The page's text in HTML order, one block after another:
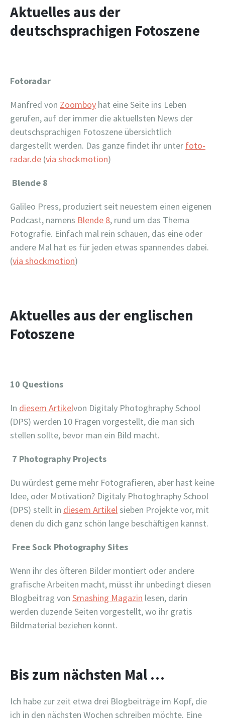
Aktuelles aus der
deutschsprachigen Fotoszene
Fotoradar
Manfred von Zoomboy hat eine Seite ins Leben
gerufen, auf der immer die aktuellsten News der
deutschsprachigen Fotoszene übersichtlich
dargestellt werden. Das ganze findet ihr unter foto-
radar.de (via shockmotion)
Blende 8
Galileo Press, produziert seit neuestem einen eigenen
Podcast, namens Blende 8, rund um das Thema
Fotografie. Einfach mal rein schauen, das eine oder
andere Mal hat es für jeden etwas spannendes dabei.
(via shockmotion)
Aktuelles aus der englischen
Fotoszene
10 Questions
In diesem Artikelvon Digitaly Photoghraphy School
(DPS) werden 10 Fragen vorgestellt, die man sich
stellen sollte, bevor man ein Bild macht.
7 Photography Projects
Du würdest gerne mehr Fotografieren, aber hast keine
Idee, oder Motivation? Digitaly Photoghraphy School
(DPS) stellt in diesem Artikelsieben Projekte vor, mit
denen du dich ganz schön lange beschäftigen kannst.
Free Sock Photography Sites
Wenn ihr des öfteren Bilder montiert oder andere
grafische Arbeiten macht, müsst ihr unbedingt diesen
Blogbeitrag von Smashing Magazin lesen, darin
werden duzende Seiten vorgestellt, wo ihr gratis
Bildmaterial beziehen könnt.
Bis zum nächsten Mal …
Ich habe zur zeit etwa drei Blogbeiträge im Kopf, die
ich in den nächsten Wochen schreiben möchte. Eine